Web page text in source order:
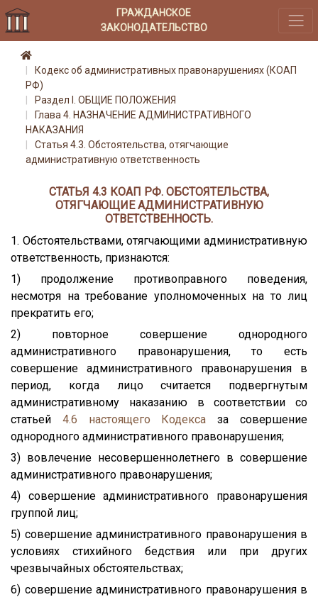
ГРАЖДАНСКОЕ
ЗАКОНОДАТЕЛЬСТВО
Кодекс об административных правонарушениях (КОАП
РФ)
Раздел I. ОБЩИЕ ПОЛОЖЕНИЯ
Глава 4. НАЗНАЧЕНИЕ АДМИНИСТРАТИВНОГО
НАКАЗАНИЯ
Статья 4.3. Обстоятельства, отягчающие
административную ответственность
СТАТЬЯ 4.3 КОАП РФ. ОБСТОЯТЕЛЬСТВА,
ОТЯГЧАЮЩИЕ АДМИНИСТРАТИВНУЮ
ОТВЕТСТВЕННОСТЬ.
1. Обстоятельствами, отягчающими административную
ответственность, признаются:
1) продолжение противоправного поведения,
несмотря на требование уполномоченных на то лиц
прекратить его;
2) повторное совершение однородного
административного правонарушения, то есть
совершение административного правонарушения в
период, когда лицо считается подвергнутым
административному наказанию в соответствии со
статьей 4.6 настоящего Кодекса за совершение
однородного административного правонарушения;
3) вовлечение несовершеннолетнего в совершение
административного правонарушения;
4) совершение административного правонарушения
группой лиц;
5) совершение административного правонарушения в
условиях стихийного бедствия или при других
чрезвычайных обстоятельствах;
6) совершение административного правонарушения в